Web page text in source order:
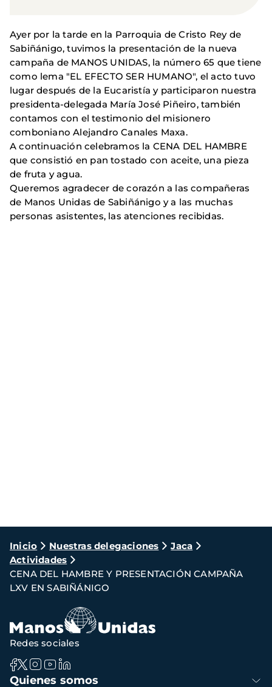
Ayer por la tarde en la Parroquia de Cristo Rey de
Sabiñánigo, tuvimos la presentación de la nueva
campaña de MANOS UNIDAS, la número 65 que tiene
como lema "EL EFECTO SER HUMANO", el acto tuvo
lugar después de la Eucaristía y participaron nuestra
presidenta-delegada María José Piñeiro, también
contamos con el testimonio del misionero
comboniano Alejandro Canales Maxa.
A continuación celebramos la CENA DEL HAMBRE
que consistió en pan tostado con aceite, una pieza
de fruta y agua.
Queremos agradecer de corazón a las compañeras
de Manos Unidas de Sabiñánigo y a las muchas
personas asistentes, las atenciones recibidas.
Ruta
de
navegación
Inicio Nuestras delegaciones
Jaca
Actividades
CENA DEL HAMBRE Y PRESENTACIÓN CAMPAÑA
LXV EN SABIÑÁNIGO
Navegación
Quienes somos
Redes sociales